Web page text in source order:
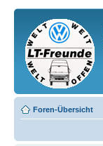
Foren-Übersicht